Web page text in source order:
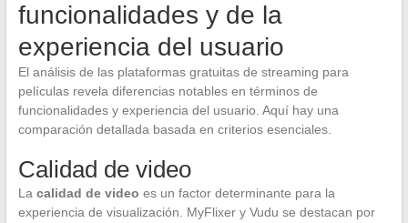
funcionalidades y de la
experiencia del usuario
El análisis de las plataformas gratuitas de streaming para
películas revela diferencias notables en términos de
funcionalidades y experiencia del usuario. Aquí hay una
comparación detallada basada en criterios esenciales.
Calidad de video
La calidad de video es un factor determinante para la
experiencia de visualización. MyFlixer y Vudu se destacan por